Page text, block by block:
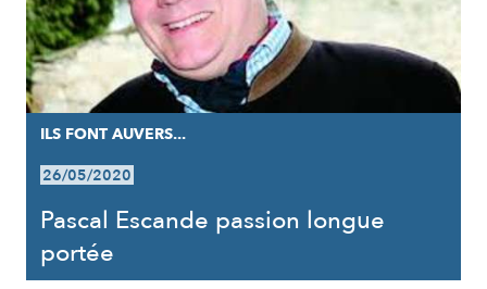
ILS FONT AUVERS...
26/05/2020
Pascal Escande passion longue
portée